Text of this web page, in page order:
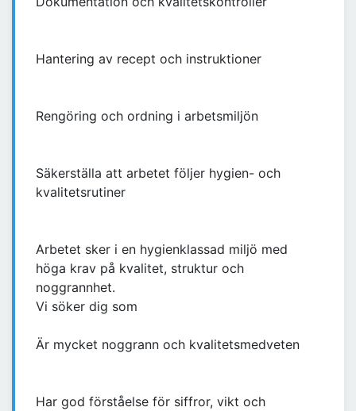
Hantering av recept och instruktioner
Rengöring och ordning i arbetsmiljön
Säkerställa att arbetet följer hygien- och
kvalitetsrutiner
Arbetet sker i en hygienklassad miljö med
höga krav på kvalitet, struktur och
noggrannhet.
Vi söker dig som
Är mycket noggrann och kvalitetsmedveten
Har god förståelse för siffror, vikt och